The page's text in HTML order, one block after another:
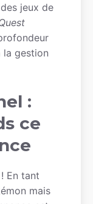
des jeux de
la gestion
:
ce
En tant
mais